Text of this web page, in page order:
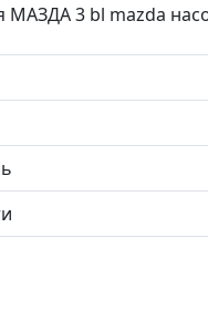
МАЗДА 3 bl mazda